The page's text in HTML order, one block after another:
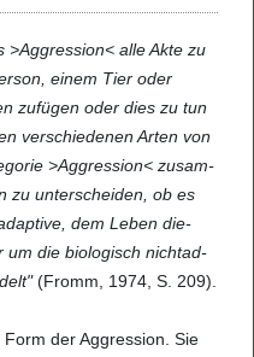
>Aggres­sion< alle Akte zu
einem Tier oder
zufügen oder dies zu tun
verschiedenen Arten von
>Aggres­sion< zusam­
zu unter­schei­den, ob es
dem Leben die­
um die bio­lo­gisch nichta­d­
(Fromm, 1974, S. 209).
der Aggres­sion. Sie